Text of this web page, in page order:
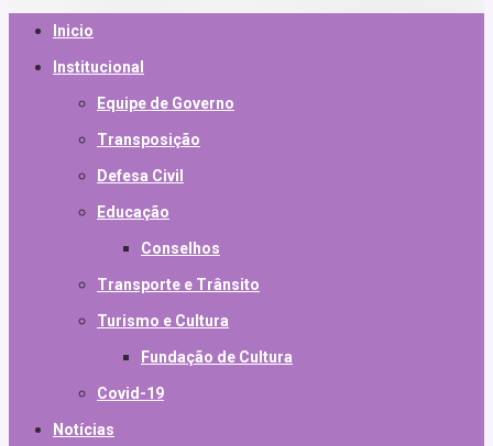
Inicio
Institucional
Equipe de Governo
Transposição
Defesa Civil
Educação
Conselhos
Transporte e Trânsito
Turismo e Cultura
Fundação de Cultura
Covid-19
Notícias